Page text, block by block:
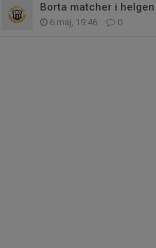
Borta matcher i
6 maj, 19:46 0